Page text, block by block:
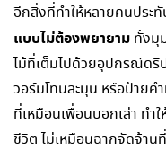
อีกสิ่งที่ทำให้หลายคนประ
แบบไม่ต้องพยายาม ทั้งมุ
ไม้ที่เต็มไปด้วยอุปกรณ์ด
วอร์มโทนละมุน หรือป้ายค
ที่เหมือนเพื่อนบอกเล่า ทำ
ชีวิต ไม่เหมือนฉากจัดจ้าน